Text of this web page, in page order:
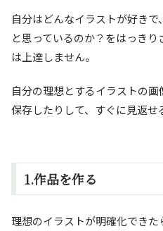
自分はどんなイラストが好き
と思っているのか？をはっき
は上達しません。
自分の理想とするイラストの
保存したりして、すぐに見返せ
1.作品を作る
理想のイラストが明確化でき